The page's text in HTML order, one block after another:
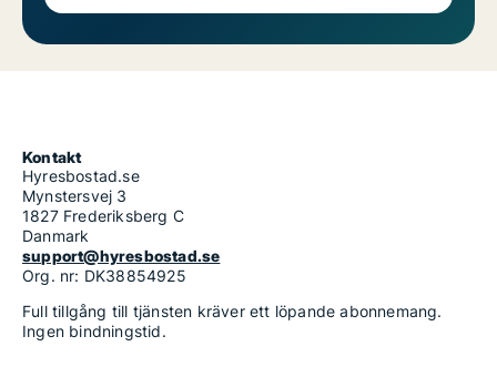
Kontakt
Hyresbostad.se
Mynstersvej 3
1827 Frederiksberg C
Danmark
support@hyresbostad.se
Org. nr: DK38854925
Full tillgång till tjänsten kräver ett löpande abonnemang.
Ingen bindningstid.